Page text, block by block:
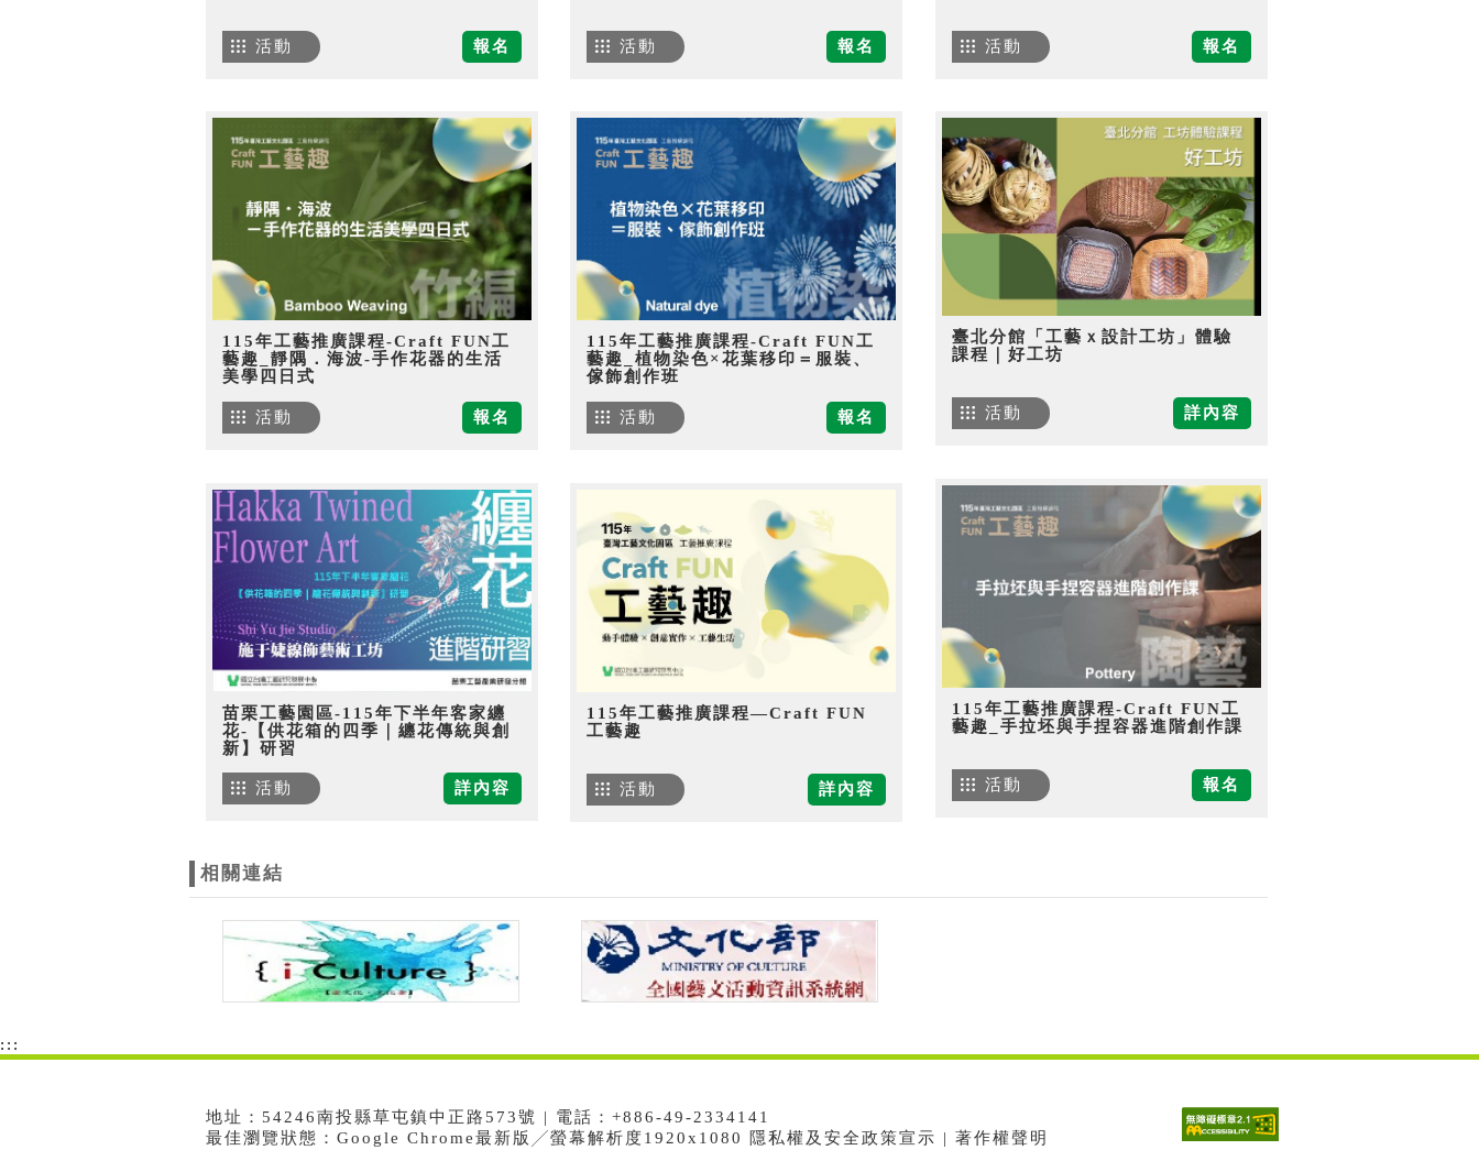
報名
活動 報名
活動 報名
活動
115年工藝推廣課程-Craft FUN工
藝趣_靜隅．海波-手作花器的生活
美學四日式
報名
活動
115年工藝推廣課程-Craft FUN工
藝趣_植物染色×花葉移印＝服裝、
傢飾創作班
報名
活動
臺北分館「工藝ｘ設計工坊」體驗
課程｜好工坊
詳內容
活動
115年工藝推廣課程-Craft FUN工
藝趣_手拉坯與手捏容器進階創作課
報名
活動
苗栗工藝園區-115年下半年客家纏
花-【供花箱的四季｜纏花傳統與創
新】研習
詳內容
活動
115年工藝推廣課程—Craft FUN
工藝趣
詳內容
活動
相關連結
:::
地址：54246南投縣草屯鎮中正路573號 | 電話：+886-49-2334141
最佳瀏覽狀態：Google Chrome最新版╱螢幕解析度1920x1080 隱私權及安全政策宣示 | 著作權聲明